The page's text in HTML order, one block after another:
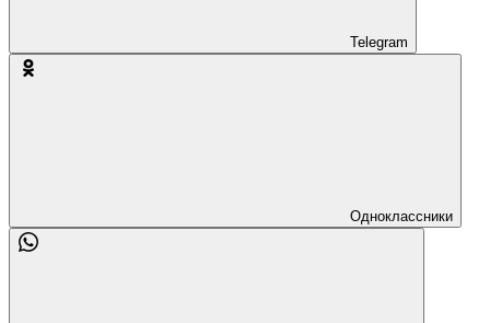
Telegram
Одноклассники